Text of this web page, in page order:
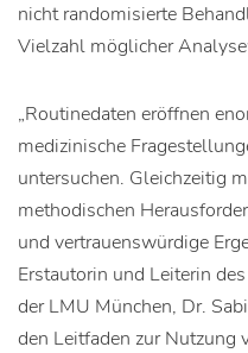
nicht randomisierte
Vielzahl möglicher
„Routinedaten eröffnen
medizinische
untersuchen. Gleichzeitig
methodischen
und vertrauenswürdige
Erstautorin und Leiterin
der LMU München, Dr.
den Leitfaden zur Nutzung